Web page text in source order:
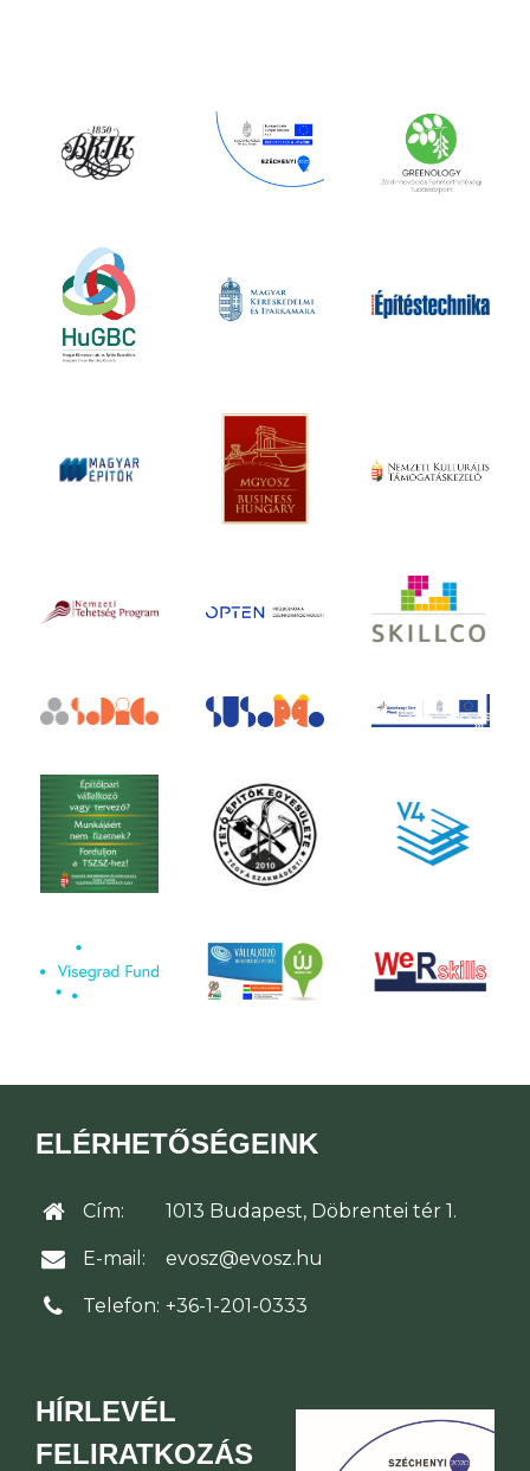
ELÉRHETŐSÉGEINK
Cím: 1013 Budapest, Döbrentei tér 1.
E-mail: evosz@evosz.hu
Telefon: +36-1-201-0333
HÍRLEVÉL
FELIRATKOZÁS